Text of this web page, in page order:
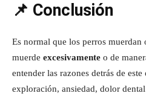
📌 Conclusión
Es normal que los perros muerdan
muerde excesivamente o de
entender las razones detrás de
exploración, ansiedad, dolor